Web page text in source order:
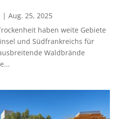
| Aug. 25, 2025
haben weite Gebiete
und Südfrankreichs für
Waldbrände